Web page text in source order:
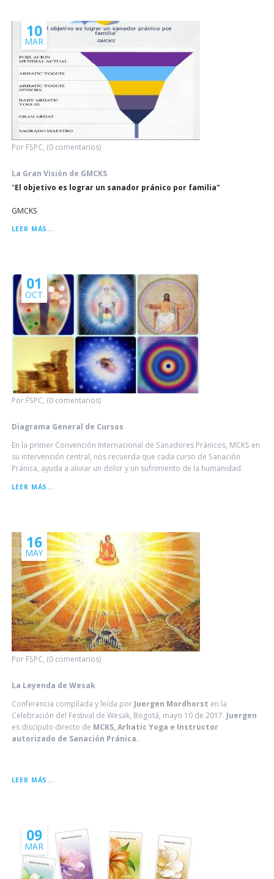
Por FSPC, (0 comentarios)
10
MAR
La Gran Visión de GMCKS
"El objetivo es lograr un sanador pránico por familia"
GMCKS
LEER MÁS...
Por FSPC, (0 comentarios)
01
OCT
Diagrama General de Cursos
En la primer Convención Internacional de Sanadores Pránicos, MCKS en
su intervención central, nos recuerda que cada curso de Sanación
Pránica, ayuda a aliviar un dolor y un sufrimiento de la humanidad.
LEER MÁS...
Por FSPC, (0 comentarios)
16
MAY
La Leyenda de Wesak
Conferencia compilada y leída por Juergen Mordhorst en la
Celebración del Festival de Wesak, Bogotá, mayo 10 de 2017. Juergen
es discípulo directo de MCKS, Arhatic Yoga e Instructor
autorizado de Sanación Pránica.
LEER MÁS...
09
MAR